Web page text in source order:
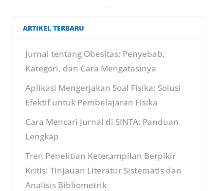
ARTIKEL TERBARU
Jurnal tentang Obesitas: Penyebab,
Kategori, dan Cara Mengatasinya
Aplikasi Mengerjakan Soal Fisika: Solusi
Efektif untuk Pembelajaran Fisika
Cara Mencari Jurnal di SINTA: Panduan
Lengkap
Tren Penelitian Keterampilan Berpikir
Kritis: Tinjauan Literatur Sistematis dan
Analisis Bibliometrik